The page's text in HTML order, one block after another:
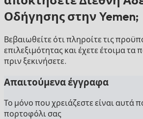
Οδήγησης στην Yemen;
Βεβαιωθείτε ότι πληροίτε τις
επιλεξιμότητας και έχετε έτοιμα
πριν ξεκινήσετε.
Απαιτούμενα έγγραφα
Το μόνο που χρειάζεστε είναι αυτά
πορτοφόλι σας